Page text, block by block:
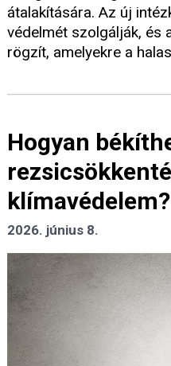
átalakítására. Az új
védelmét szolgálják, és
rögzít, amelyekre a
Hogyan
klímavédelem?
2026. június 8.